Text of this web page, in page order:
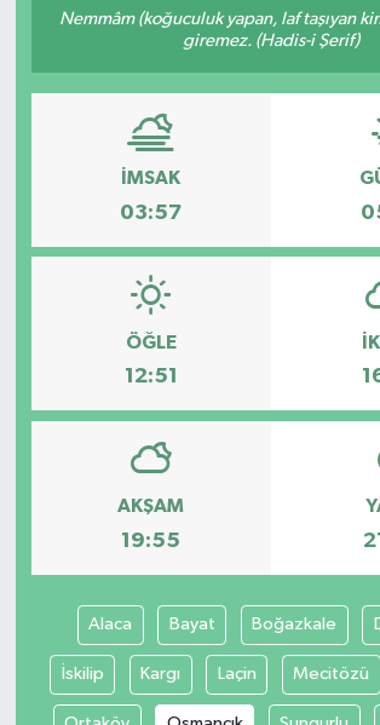
Nemmâm (koğuculuk yapan, laf taşıyan
giremez. (Hadis-i Şerif)
İMSAK
03:57
ÖĞLE
12:51
AKŞAM
19:55
Alaca Bayat Boğazkale
İskilip Kargı Laçin Mecitözü